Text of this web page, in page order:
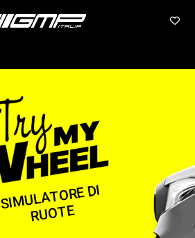
SI
MULATORE DI
RUOTE